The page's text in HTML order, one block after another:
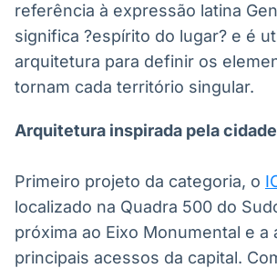
Ticker
Cotações e
headlines de
Broadcast
Componentes
para conteúdos
referência à expressão latina
significa ?espírito do lugar? e é
arquitetura para definir os
tornam cada território singular.
Arquitetura inspirada pela cidade
Primeiro projeto da categoria, o
localizado na Quadra 500 do
próxima ao Eixo Monumental e a
principais acessos da capital.